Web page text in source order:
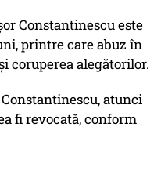
Constantinescu este
printre care abuz în
coruperea alegătorilor.
atunci
fi revocată, conform